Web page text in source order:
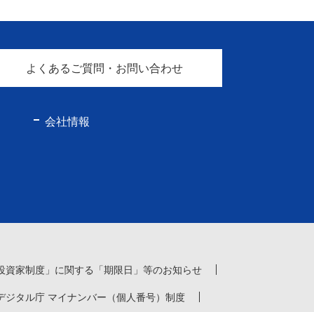
よくあるご質問・お問い合わせ
会社情報
資家制度」に関する「期限日」等のお知らせ
ジタル庁 マイナンバー（個人番号）制度